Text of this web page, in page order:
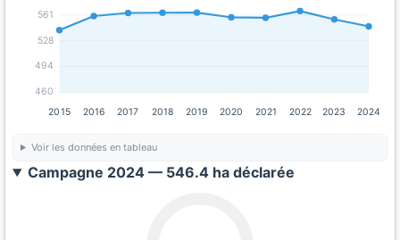
460
494
528
561
2015 2016 2017 2018 2019 2020 2021 2022 2023 2024
Voir les données en tableau
Campagne 2024 — 546.4 ha déclarée